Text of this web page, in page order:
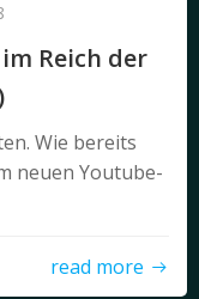
Reich der
Wie bereits
neuen Youtube-
read more